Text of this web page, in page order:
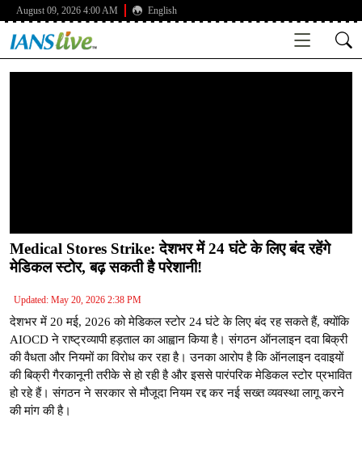
August 09, 2026 4:00 AM English
Medical Stores Strike: देशभर में 24 घंटे के लिए बंद रहेंगे
मेडिकल स्टोर, बढ़ सकती है परेशानी!
Updated: May 20, 2026 2:38 PM
देशभर में 20 मई, 2026 को मेडिकल स्टोर 24 घंटे के लिए बंद रह सकते हैं, क्योंकि
AIOCD ने राष्ट्रव्यापी हड़ताल का आह्वान किया है। संगठन ऑनलाइन दवा बिक्री
की वैधता और नियमों का विरोध कर रहा है। उनका आरोप है कि ऑनलाइन दवाइयों
की बिक्री गैरकानूनी तरीके से हो रही है और इससे पारंपरिक मेडिकल स्टोर प्रभावित
हो रहे हैं। संगठन ने सरकार से मौजूदा नियम रद्द कर नई सख्त व्यवस्था लागू करने
की मांग की है।